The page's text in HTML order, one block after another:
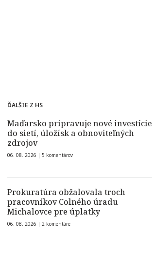
ĎALŠIE Z HS
Maďarsko pripravuje nové investície
do sietí, úložísk a obnoviteľných
zdrojov
06. 08. 2026 | 5 komentárov
Prokuratúra obžalovala troch
pracovníkov Colného úradu
Michalovce pre úplatky
06. 08. 2026 | 2 komentáre